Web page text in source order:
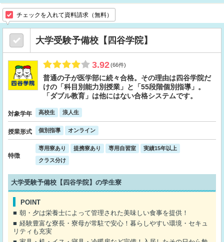
チェックを入れて資料請求（無料）
大学受験予備校【四谷学院】
3.92(66件)
普通の子が医学部に続々合格。その理由は四谷学院だ
けの「科目別能力別授業」と「55段階個別指導」。
「ダブル教育」は他にはない合格システムです。
対象学年 高校生 浪人生
授業形式 個別指導 オンライン
特徴
専用寮あり 提携寮あり 専用自習室
実績15年以上
クラス分け
大学受験予備校【四谷学院】の学生寮
POINT
朝・夕は栄養士によって管理された美味しい食事を提供！
経験豊富な寮長・寮母が常駐で安心！暮らしやすい環境・セキュ
リティも充実